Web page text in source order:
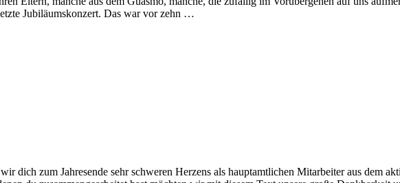
Jubiläumskonzert. Das war vor zehn …
dich zum Jahresende sehr schweren Herzens als hauptamtlichen Mitarbeiter aus dem